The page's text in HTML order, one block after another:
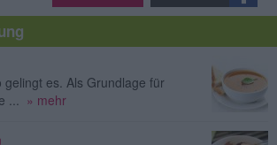
gelingt es. Als Grundlage für
» mehr